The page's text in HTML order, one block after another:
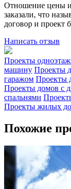
Отношение цены и
заказали, что
договор и проект
Написать отзыв
Проекты
машину Проекты
гаражом Проекты
Проекты домов с
спальнями
Проекты жилых
Похожие